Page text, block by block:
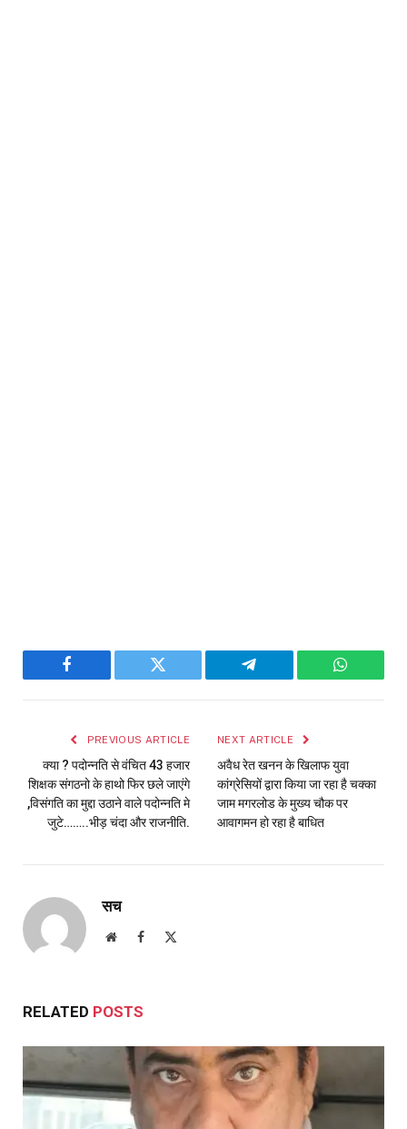
Facebook Twitter Telegram
PREVIOUS ARTICLE
क्या ? पदोन्नति से वंचित 43 हजार
शिक्षक संगठनो के हाथो फिर छले जाएंगे
,विसंगति का मुद्दा उठाने वाले पदोन्नति मे
जुटे……..भीड़ चंदा और राजनीति.
NEXT ARTICLE
अवैध रेत खनन के खिलाफ युवा
कांग्रेसियों द्वारा किया जा रहा है चक्का
जाम मगरलोड के मुख्य चौक पर
आवागमन हो रहा है बाधित
सच
WebsiteFacebook
RELATED POSTS